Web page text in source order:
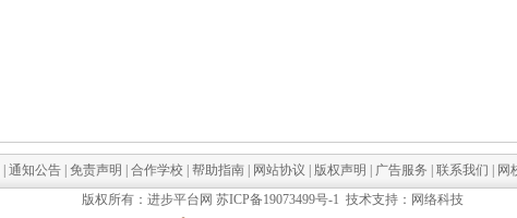
通知公告 免责声明 合作学校 帮助指南 网站协议 版权声明 广告服务 联系我们 网
版权所有：进步平台网 苏ICP备19073499号-1 技术支持：网络科技